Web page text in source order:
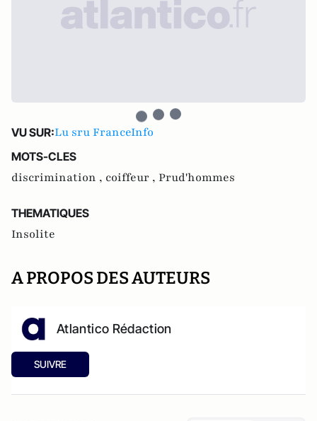
VU SUR:Lu sru FranceInfo
MOTS-CLES
discrimination , coiffeur , Prud'hommes
THEMATIQUES
Insolite
A PROPOS DES AUTEURS
Atlantico Rédaction
SUIVRE